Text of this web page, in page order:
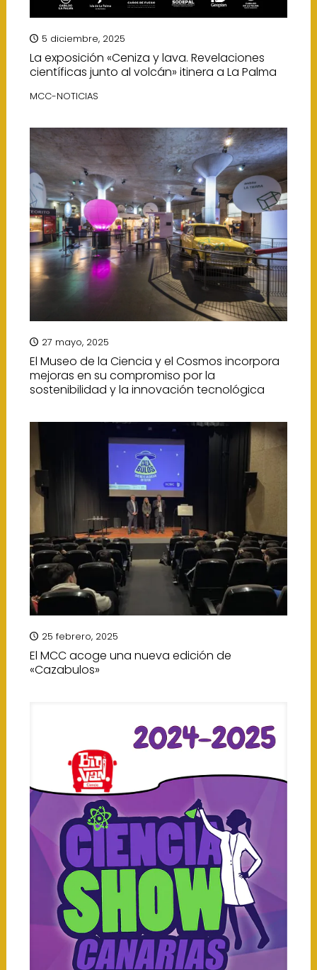
5 diciembre, 2025
La exposición «Ceniza y lava. Revelaciones
científicas junto al volcán» itinera a La Palma
MCC-NOTICIAS
27 mayo, 2025
El Museo de la Ciencia y el Cosmos incorpora
mejoras en su compromiso por la
sostenibilidad y la innovación tecnológica
25 febrero, 2025
El MCC acoge una nueva edición de
«Cazabulos»